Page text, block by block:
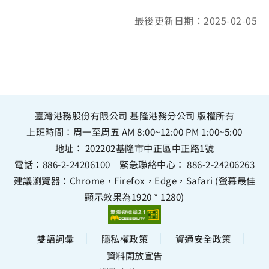
最後更新日期：2025-02-05
臺灣港務股份有限公司 基隆港務分公司 版權所有
上班時間：周一至周五 AM 8:00~12:00 PM 1:00~5:00
地址： 202202基隆市中正區中正路1號
電話： 886-2-24206100 緊急聯絡中心： 886-2-24206263
建議瀏覽器：Chrome，Firefox，Edge，Safari (螢幕最佳
顯示效果為1920 * 1280)
雙語詞彙 隱私權政策
資通安全政策
資料開放宣告